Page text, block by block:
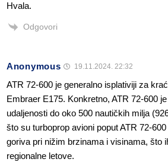
Hvala.
Odgovori
Anonymous 19.11.2024. 22:32
ATR 72-600 je generalno isplativiji za
Embraer E175. Konkretno, ATR 72-600
udaljenosti do oko 500 nautičkih milja
što su turboprop avioni poput ATR 72-
goriva pri nižim brzinama i visinama, što
regionalne letove.